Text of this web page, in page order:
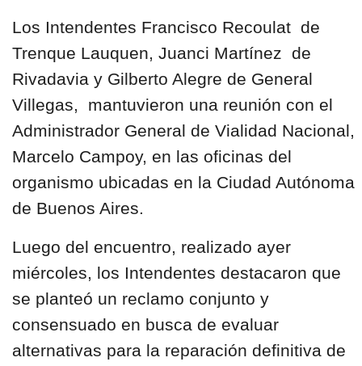
Los Intendentes Francisco Recoulat de
Trenque Lauquen, Juanci Martínez de
Rivadavia y Gilberto Alegre de General
Villegas, mantuvieron una reunión con el
Administrador General de Vialidad Nacional,
Marcelo Campoy, en las oficinas del
organismo ubicadas en la Ciudad Autónoma
de Buenos Aires.
Luego del encuentro, realizado ayer
miércoles, los Intendentes destacaron que
se planteó un reclamo conjunto y
consensuado en busca de evaluar
alternativas para la reparación definitiva de